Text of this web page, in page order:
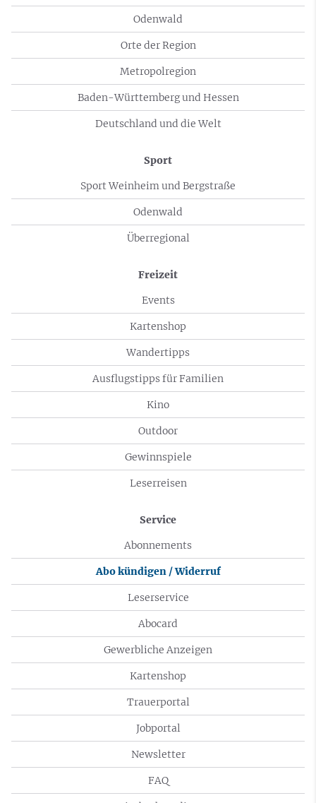
Odenwald
Orte der Region
Metropolregion
Baden-Württemberg und Hessen
Deutschland und die Welt
Sport
Sport Weinheim und Bergstraße
Odenwald
Überregional
Freizeit
Events
Kartenshop
Wandertipps
Ausflugstipps für Familien
Kino
Outdoor
Gewinnspiele
Leserreisen
Service
Abonnements
Abo kündigen / Widerruf
Leserservice
Abocard
Gewerbliche Anzeigen
Kartenshop
Trauerportal
Jobportal
Newsletter
FAQ